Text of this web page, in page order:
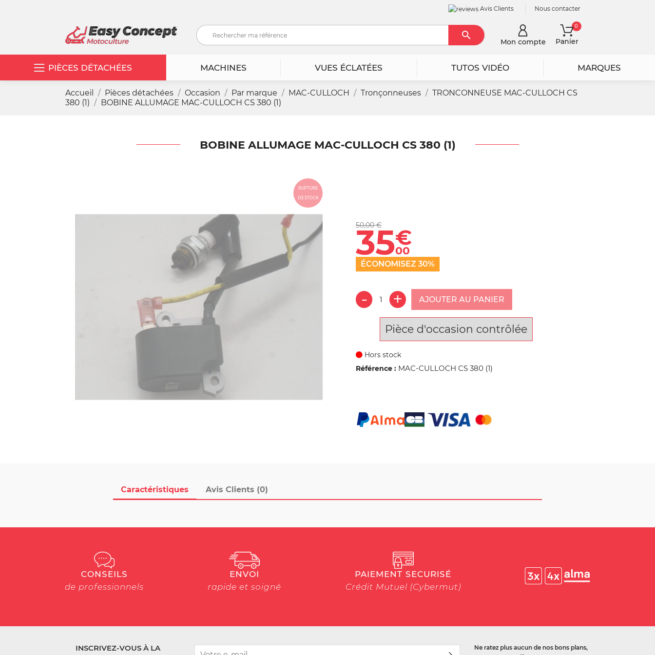
Avis Clients Nous contacter
RechercherMon compte Panier
0
PIÈCES DÉTACHÉES MACHINES VUES ÉCLATÉES TUTOS VIDÉO MARQUES
Accueil Pièces détachées Occasion Par marque MAC-CULLOCH Tronçonneuses
TRONCONNEUSE MAC-CULLOCH CS
380 (1)
BOBINE ALLUMAGE MAC-CULLOCH CS 380 (1)
BOBINE ALLUMAGE MAC-CULLOCH CS 380 (1)
RUPTURE
DE STOCK
Caractéristiques Avis Clients (0)
50,00 €
35€
00
ÉCONOMISEZ 30%
AJOUTER AU PANIER
Pièce d'occasion contrôlée
Hors stock
Référence : MAC-CULLOCH CS 380 (1)
CONSEILS
de professionnels
ENVOI
rapide et soigné
PAIEMENT SECURISÉ
Crédit Mutuel (Cybermut)
INSCRIVEZ-VOUS À LA
Ne ratez plus aucun de nos bons plans,